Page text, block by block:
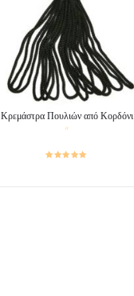
Κρεμάστρα Πουλιών από Κορδόνι